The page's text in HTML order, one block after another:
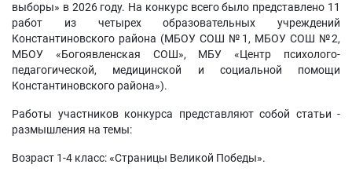
выборы» в 2026 году. На конкурс всего было представлено 11
работ из четырех образовательных учреждений
Константиновского района (МБОУ СОШ №1, МБОУ СОШ №2,
МБОУ «Богоявленская СОШ», МБУ «Центр психолого-
педагогической, медицинской и социальной помощи
Константиновского района»).
Работы участников конкурса представляют собой статьи -
размышления на темы:
Возраст 1-4 класс: «Страницы Великой Победы».